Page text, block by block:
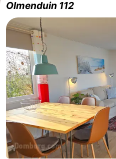
Olmenduin 112